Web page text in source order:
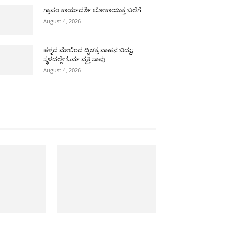
ಗ್ರಾಪಂ ಕಾರ್ಯದರ್ಶಿ ಲೋಕಾಯುಕ್ತ ಬಲೆಗೆ
August 4, 2026
ಹಳ್ಳದ ಮೇಲಿಂದ ದ್ವಿಚಕ್ರ ವಾಹನ ಬಿದ್ದು;
ಸ್ಥಳದಲ್ಲೇ ಓರ್ವ ವ್ಯಕ್ತಿ ಸಾವು
August 4, 2026